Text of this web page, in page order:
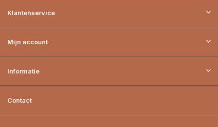
Klantenservice
Mijn account
Informatie
Contact